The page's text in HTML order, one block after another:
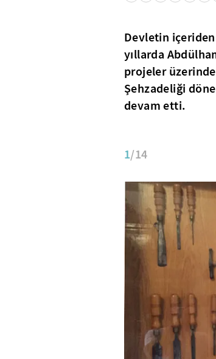
Devletin içeriden
yıllarda
projeler
Şehzadeliği
devam etti.
1/14